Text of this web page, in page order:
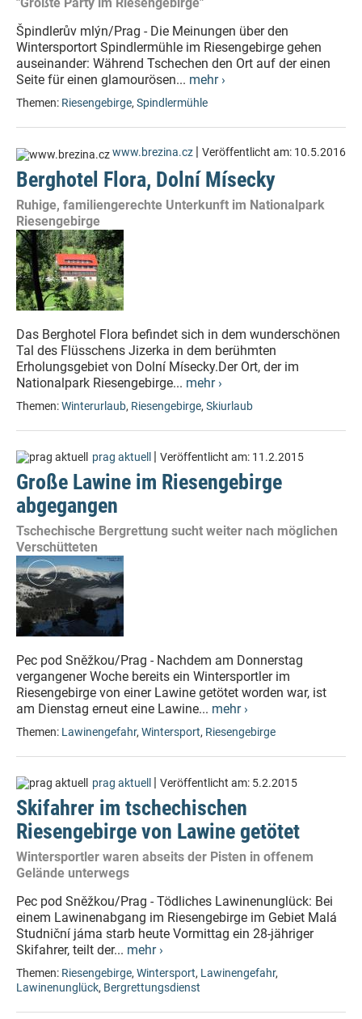
Špindlerův mlýn/Prag - Die Meinungen über den
Wintersportort Spindlermühle im Riesengebirge gehen
auseinander: Während Tschechen den Ort auf der einen
Seite für einen glamourösen... mehr ›
Themen: Riesengebirge, Spindlermühle
www.brezina.cz | Veröffentlicht am: 10.5.2016
Berghotel Flora, Dolní Mísecky
Ruhige, familiengerechte Unterkunft im Nationalpark
Riesengebirge
Das Berghotel Flora befindet sich in dem wunderschönen
Tal des Flüsschens Jizerka in dem berühmten
Erholungsgebiet von Dolní Mísecky.Der Ort, der im
Nationalpark Riesengebirge... mehr ›
Themen:Winterurlaub, Riesengebirge, Skiurlaub
prag aktuell | Veröffentlicht am: 11.2.2015
Große Lawine im Riesengebirge
abgegangen
Tschechische Bergrettung sucht weiter nach möglichen
Verschütteten
Pec pod Sněžkou/Prag - Nachdem am Donnerstag
vergangener Woche bereits ein Wintersportler im
Riesengebirge von einer Lawine getötet worden war, ist
am Dienstag erneut eine Lawine... mehr ›
Themen: Lawinengefahr, Wintersport, Riesengebirge
prag aktuell | Veröffentlicht am: 5.2.2015
Skifahrer im tschechischen
Riesengebirge von Lawine getötet
Wintersportler waren abseits der Pisten in offenem
Gelände unterwegs
Pec pod Sněžkou/Prag - Tödliches Lawinenunglück: Bei
einem Lawinenabgang im Riesengebirge im Gebiet Malá
Studniční jáma starb heute Vormittag ein 28-jähriger
Skifahrer, teilt der... mehr ›
Themen: Riesengebirge, Wintersport, Lawinengefahr,
Lawinenunglück, Bergrettungsdienst